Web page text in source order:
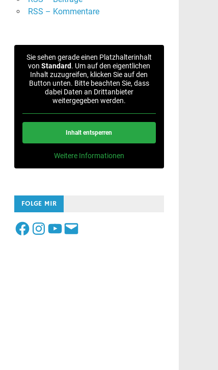
RSS – Kommentare
Sie sehen gerade einen Platzhalterinhalt
von Standard. Um auf den eigentlichen
Inhalt zuzugreifen, klicken Sie auf den
Button unten. Bitte beachten Sie, dass
dabei Daten an Drittanbieter
weitergegeben werden.
Inhalt entsperren
Weitere Informationen
FOLGE MIR
FacebookInstagram
YouTube
E-
Mail